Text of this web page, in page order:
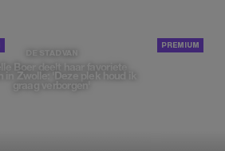
DE STAD VAN
Boer deelt haar favoriete
in Zwolle: 'Deze plek houd ik
graag verborgen'